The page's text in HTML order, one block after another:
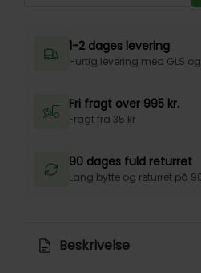
1-2 dages levering
Hurtig levering med GLS og
Fri fragt over 995 kr.
Fragt fra 35 kr
90 dages fuld returret
Lang bytte og returret på
Beskrivelse